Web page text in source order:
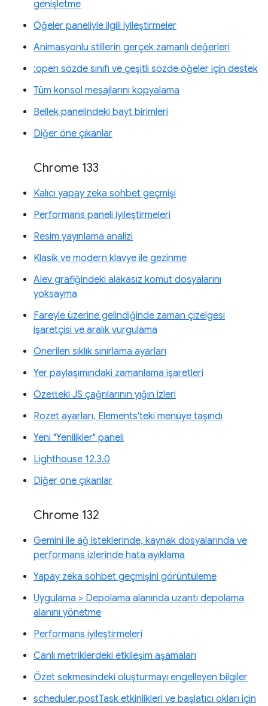
genişletme
Öğeler paneliyle ilgili iyileştirmeler
Animasyonlu stillerin gerçek zamanlı değerleri
:open sözde sınıfı ve çeşitli sözde öğeler için destek
Tüm konsol mesajlarını kopyalama
Bellek panelindeki bayt birimleri
Diğer öne çıkanlar
Chrome 133
Kalıcı yapay zeka sohbet geçmişi
Performans paneli iyileştirmeleri
Resim yayınlama analizi
Klasik ve modern klavye ile gezinme
Alev grafiğindeki alakasız komut dosyalarını
yoksayma
Fareyle üzerine gelindiğinde zaman çizelgesi
işaretçisi ve aralık vurgulama
Önerilen sıklık sınırlama ayarları
Yer paylaşımındaki zamanlama işaretleri
Özetteki JS çağrılarının yığın izleri
Rozet ayarları, Elements'teki menüye taşındı
Yeni "Yenilikler" paneli
Lighthouse 12.3.0
Diğer öne çıkanlar
Chrome 132
Gemini ile ağ isteklerinde, kaynak dosyalarında ve
performans izlerinde hata ayıklama
Yapay zeka sohbet geçmişini görüntüleme
Uygulama > Depolama alanında uzantı depolama
alanını yönetme
Performans iyileştirmeleri
Canlı metriklerdeki etkileşim aşamaları
Özet sekmesindeki oluşturmayı engelleyen bilgiler
scheduler.postTask etkinlikleri ve başlatıcı okları için